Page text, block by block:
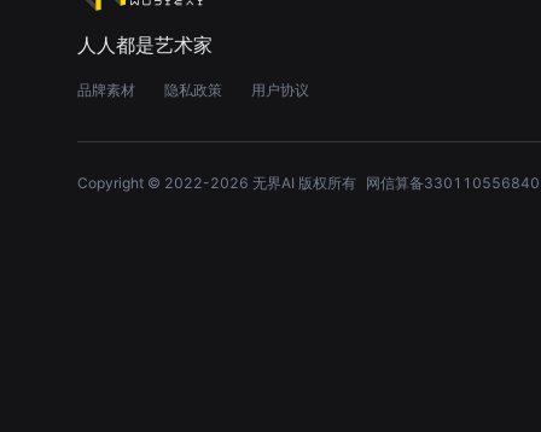
人人都是艺术家
品牌素材 隐私政策 用户协议
Copyright © 2022-2026 无界AI 版权所有 网信算备